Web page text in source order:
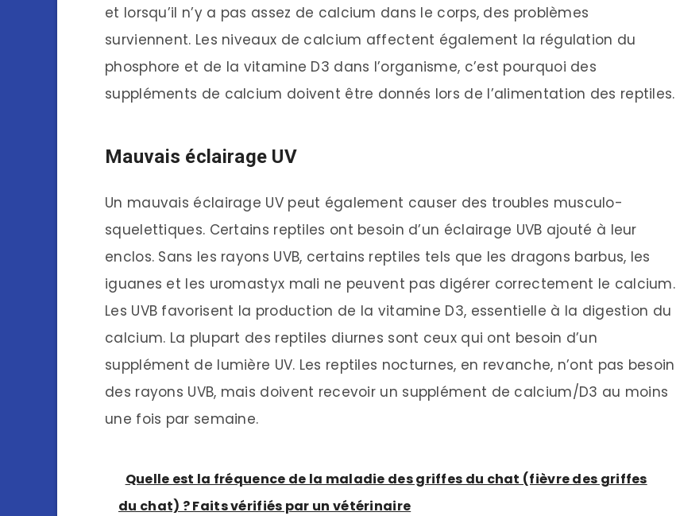
et lorsqu’il n’y a pas assez de calcium dans le corps, des problèmes
surviennent. Les niveaux de calcium affectent également la régulation du
phosphore et de la vitamine D3 dans l’organisme, c’est pourquoi des
suppléments de calcium doivent être donnés lors de l’alimentation des reptiles.
Mauvais éclairage UV
Un mauvais éclairage UV peut également causer des troubles musculo-
squelettiques. Certains reptiles ont besoin d’un éclairage UVB ajouté à leur
enclos. Sans les rayons UVB, certains reptiles tels que les dragons barbus, les
iguanes et les uromastyx mali ne peuvent pas digérer correctement le calcium.
Les UVB favorisent la production de la vitamine D3, essentielle à la digestion du
calcium. La plupart des reptiles diurnes sont ceux qui ont besoin d’un
supplément de lumière UV. Les reptiles nocturnes, en revanche, n’ont pas besoin
des rayons UVB, mais doivent recevoir un supplément de calcium/D3 au moins
une fois par semaine.
Quelle est la fréquence de la maladie des griffes du chat (fièvre des griffes
du chat) ? Faits vérifiés par un vétérinaire